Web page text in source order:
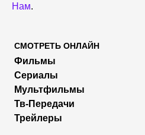
Нам.
СМОТРЕТЬ ОНЛАЙН
Фильмы
Сериалы
Мультфильмы
Тв-Передачи
Трейлеры